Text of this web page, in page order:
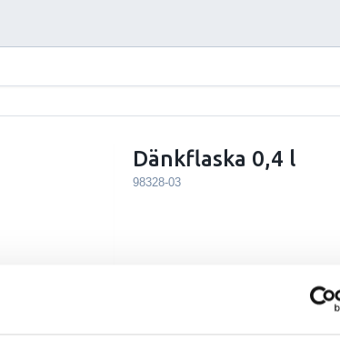
Dänkflaska 0,4 l
98328-03